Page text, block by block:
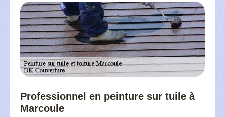
Professionnel en peinture sur tuile à
Marcoule